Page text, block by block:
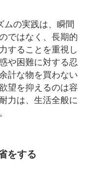
ムの実践は、瞬間
ではなく、長期的
することを重視し
や困難に対する忍
計な物を買わない
望を抑えるのは容
力は、生活全般に
をする